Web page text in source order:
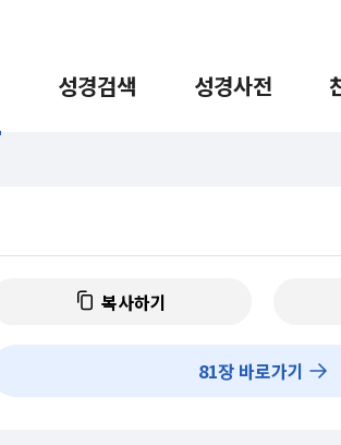
성경검색 성경사전
복사하기
81장 바로가기